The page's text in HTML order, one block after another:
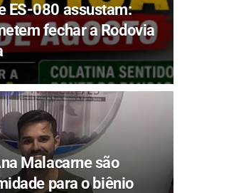
ES-080 assustam:
fechar a Rodovia
Malacarne são
para o biênio